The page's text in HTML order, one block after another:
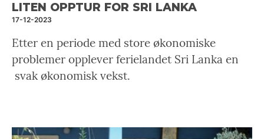
LITEN OPPTUR FOR SRI LANKA
17-12-2023
Etter en periode med store økonomiske
problemer opplever ferielandet Sri Lanka en
svak økonomisk vekst.